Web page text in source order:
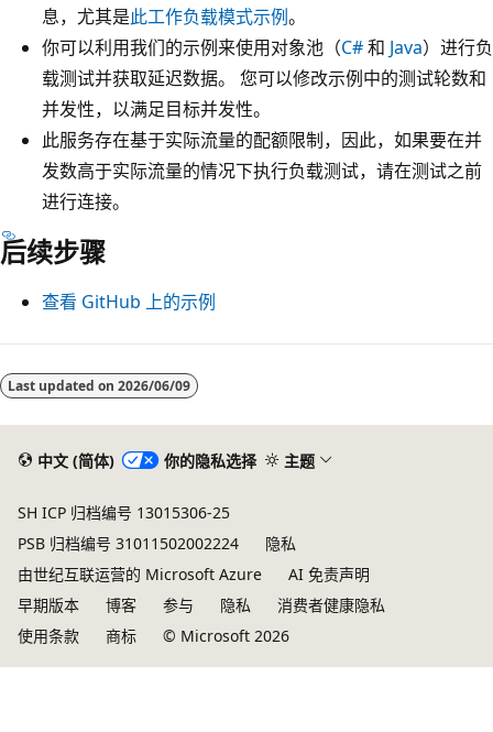
息，尤其是此工作负载模式示例。
你可以利用我们的示例来使用对象池（C#和 Java）进行负
载测试并获取延迟数据。 您可以修改示例中的测试轮数和
并发性，以满足目标并发性。
此服务存在基于实际流量的配额限制，因此，如果要在并
发数高于实际流量的情况下执行负载测试，请在测试之前
进行连接。
后续步骤
查看 GitHub 上的示例
Last updated on 2026/06/09
中文 (简体) 你的隐私选择 主题
SH ICP 归档编号 13015306-25
PSB 归档编号 31011502002224
隐私
由世纪互联运营的 Microsoft Azure
AI 免责声明
早期版本
博客 参与 隐私
消费者健康隐私
使用条款
商标 © Microsoft 2026